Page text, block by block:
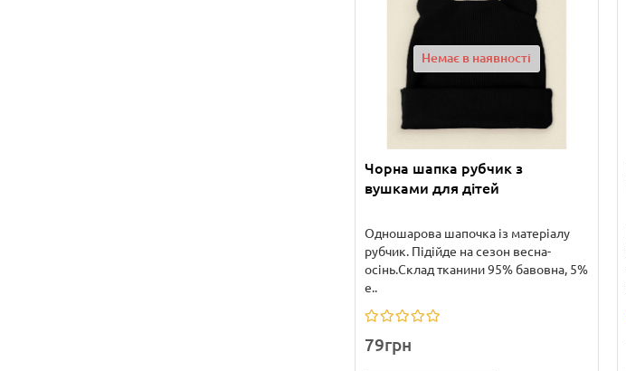
Немає в наявності
Чорна шапка рубчик з
вушками для дітей
Одношарова шапочка із матеріалу
рубчик. Підійде на сезон весна-
осінь.Склад тканини 95% бавовна, 5%
е..
79грн